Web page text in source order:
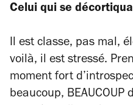
Celui qui se
Il est classe, pas mal,
voilà, il est stressé.
moment fort
beaucoup, BEAUCOUP